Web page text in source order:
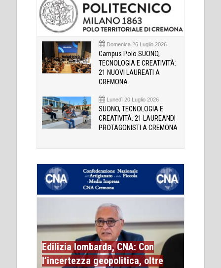
Domenica 26 Luglio 2026
Campus Polo SUONO,
TECNOLOGIA E CREATIVITÀ:
21 NUOVI LAUREATI A
CREMONA
Lunedì 20 Luglio 2026
SUONO, TECNOLOGIA E
CREATIVITÀ: 21 LAUREANDI
PROTAGONISTI A CREMONA
Edilizia lombarda, CNA: Con
l’incertezza geopolitica, oltre